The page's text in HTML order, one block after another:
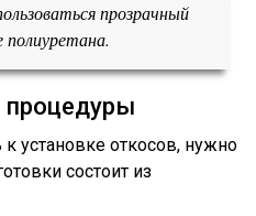
прозрачный
полиуретана.
процедуры
установке откосов, нужно
состоит из